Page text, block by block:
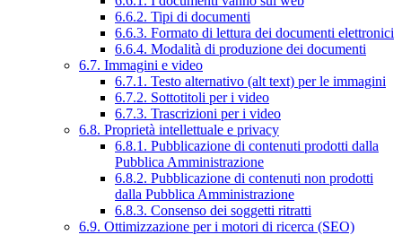
6.6.2. Tipi di documenti
6.6.3. Formato di lettura dei documenti elettronici
6.6.4. Modalità di produzione dei documenti
6.7. Immagini e video
6.7.1. Testo alternativo (alt text) per le immagini
6.7.2. Sottotitoli per i video
6.7.3. Trascrizioni per i video
6.8. Proprietà intellettuale e privacy
6.8.1. Pubblicazione di contenuti prodotti dalla
Pubblica Amministrazione
6.8.2. Pubblicazione di contenuti non prodotti
dalla Pubblica Amministrazione
6.8.3. Consenso dei soggetti ritratti
6.9. Ottimizzazione per i motori di ricerca (SEO)